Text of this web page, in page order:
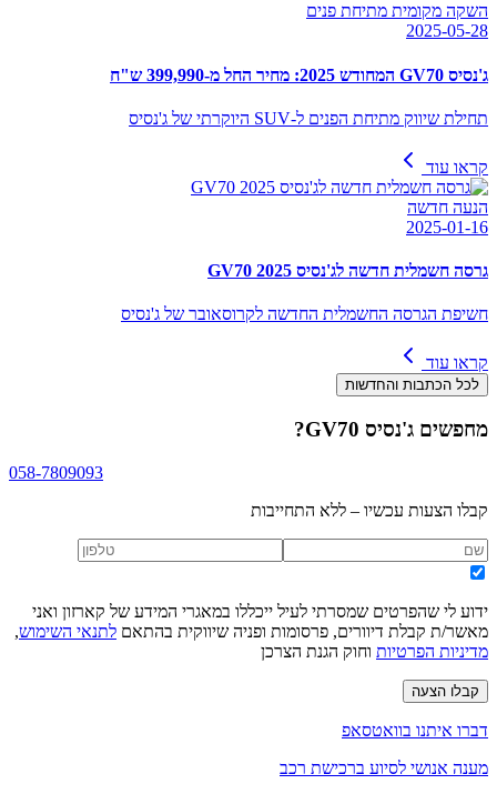
השקה מקומית מתיחת פנים
2025-05-28
ג'נסיס GV70 המחודש 2025: מחיר החל מ-399,990 ש"ח
תחילת שיווק מתיחת הפנים ל-SUV היוקרתי של ג'נסיס
קראו עוד
הנעה חדשה
2025-01-16
גרסה חשמלית חדשה לג'נסיס GV70 2025
חשיפת הגרסה החשמלית החדשה לקרוסאובר של ג'נסיס
קראו עוד
לכל הכתבות והחדשות
מחפשים ג'נסיס GV70 ?
058-7809093
קבלו הצעות עכשיו – ללא התחייבות
ידוע לי שהפרטים שמסרתי לעיל ייכללו במאגרי המידע של קארזון ואני
מאשר/ת קבלת דיוורים, פרסומות ופניה שיווקית בהתאם לתנאי השימוש,
מדיניות הפרטיות וחוק הגנת הצרכן
קבלו הצעה
דברו איתנו בוואטסאפ
מענה אנושי לסיוע ברכישת רכב